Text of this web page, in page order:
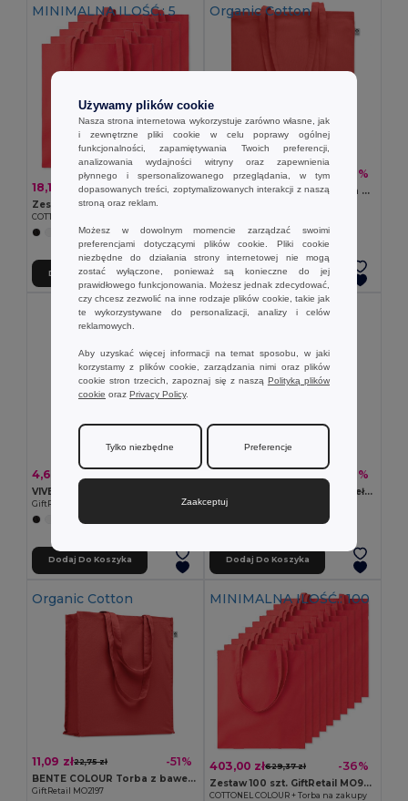
MINIMALNA ILOŚĆ.: 5
18,15 zł 31,47 zł -42%
Zestaw 5 szt. GiftRetail MO9268
COTTONEL COLOUR + Torba na zakupy
+20 kolory
Dodaj Do Koszyka
Organic Cotton
7,54 zł15,69 zł -52%
NUORO COLOUR ONEL Torba z bawełny organicznej
Dodaj Do Koszyka
4,64 zł
GiftRetail MO2302
Dodaj Do Koszyka
-62%
ZOCO COLOUR Torba z bawełny z recyklingu
GiftRetail MO6674
Dodaj Do Koszyka
Organic Cotton
11,09 zł22,75 zł -51%
BENTE COLOUR Torba z bawełny organicznej
GiftRetail MO2197
MINIMALNA ILOŚĆ.: 100
403,00 zł629,37 zł -36%
Zestaw 100 szt. GiftRetail MO9268
COTTONEL COLOUR + Torba na zakupy
Używamy plików cookie
Nasza strona internetowa wykorzystuje zarówno własne, jak
i zewnętrzne pliki cookie w celu poprawy ogólnej
funkcjonalności, zapamiętywania Twoich preferencji,
analizowania wydajności witryny oraz zapewnienia
płynnego i spersonalizowanego przeglądania, w tym
dopasowanych treści, zoptymalizowanych interakcji z naszą
stroną oraz reklam.
Możesz w dowolnym momencie zarządzać swoimi
preferencjami dotyczącymi plików cookie. Pliki cookie
niezbędne do działania strony internetowej nie mogą
zostać wyłączone, ponieważ są konieczne do jej
prawidłowego funkcjonowania. Możesz jednak zdecydować,
czy chcesz zezwolić na inne rodzaje plików cookie, takie jak
te wykorzystywane do personalizacji, analizy i celów
reklamowych.
Aby uzyskać więcej informacji na temat sposobu, w jaki
korzystamy z plików cookie, zarządzania nimi oraz plików
cookie stron trzecich, zapoznaj się z naszą Polityką plików
cookie oraz Privacy Policy.
Tylko niezbędne Preferencje
Zaakceptuj